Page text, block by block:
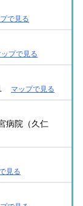
で見る
ップで見る
マップで見る
病院（久仁
見る